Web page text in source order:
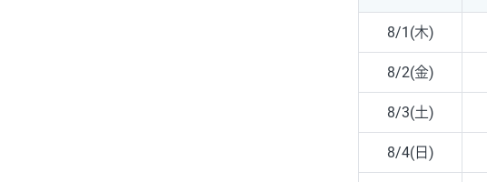
8/1(木)
8/2(金)
8/3(土)
8/4(日)